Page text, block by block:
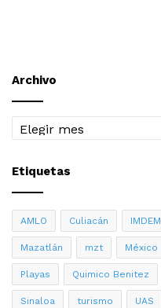
Archivo
Archivo
Etiquetas
AMLO Culiacán IMDEM
Mazatlán mzt México
Playas Quimico Benitez
Sinaloa turismo UAS